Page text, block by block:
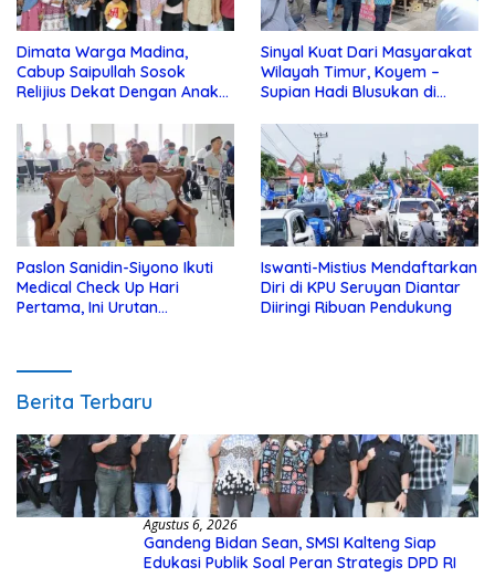
Dimata Warga Madina,
Cabup Saipullah Sosok
Relijius Dekat Dengan Anak
Sinyal Kuat Dari Masyarakat
Wilayah Timur, Koyem –
Supian Hadi Blusukan di
Paslon Sanidin-Siyono Ikuti
Medical Check Up Hari
Pertama, Ini Urutan
Iswanti-Mistius Mendaftarkan
Diri di KPU Seruyan Diantar
Diiringi Ribuan Pendukung
Berita Terbaru
Agustus 6, 2026
Gandeng Bidan Sean, SMSI Kalteng Siap
Edukasi Publik Soal Peran Strategis DPD RI